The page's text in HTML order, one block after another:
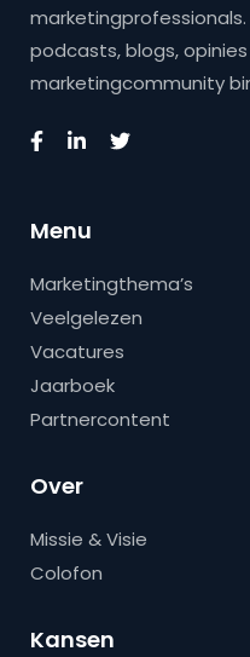
podcasts, blogs,
marketingcommunity
Menu
Marketingthema’s
Veelgelezen
Vacatures
Jaarboek
Partnercontent
Over
Missie & Visie
Colofon
Kansen